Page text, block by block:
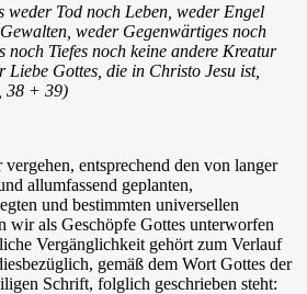
weder Tod noch Leben, weder Engel
weder Gegenwärtiges noch
noch Tiefes noch keine andere Kreatur
Liebe Gottes, die in Christo Jesu ist,
38 + 39)
entsprechend den von langer
allumfassend geplanten,
und bestimmten universellen
wir als Geschöpfe Gottes unterworfen
Vergänglichkeit gehört zum Verlauf
gemäß dem Wort Gottes der
Schrift, folglich geschrieben steht: